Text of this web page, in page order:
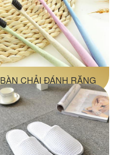
BÀN CHẢI ĐÁNH RĂNG